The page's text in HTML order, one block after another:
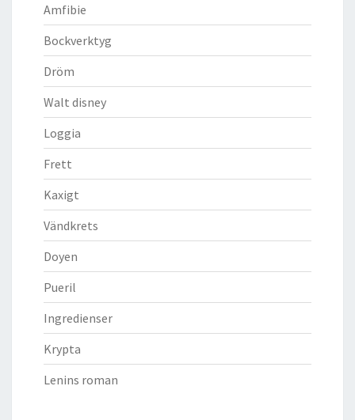
Amfibie
Bockverktyg
Dröm
Walt disney
Loggia
Frett
Kaxigt
Vändkrets
Doyen
Pueril
Ingredienser
Krypta
Lenins roman